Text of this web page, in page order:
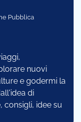
Pubblica
nuovi
e godermi la
di
consigli, idee su